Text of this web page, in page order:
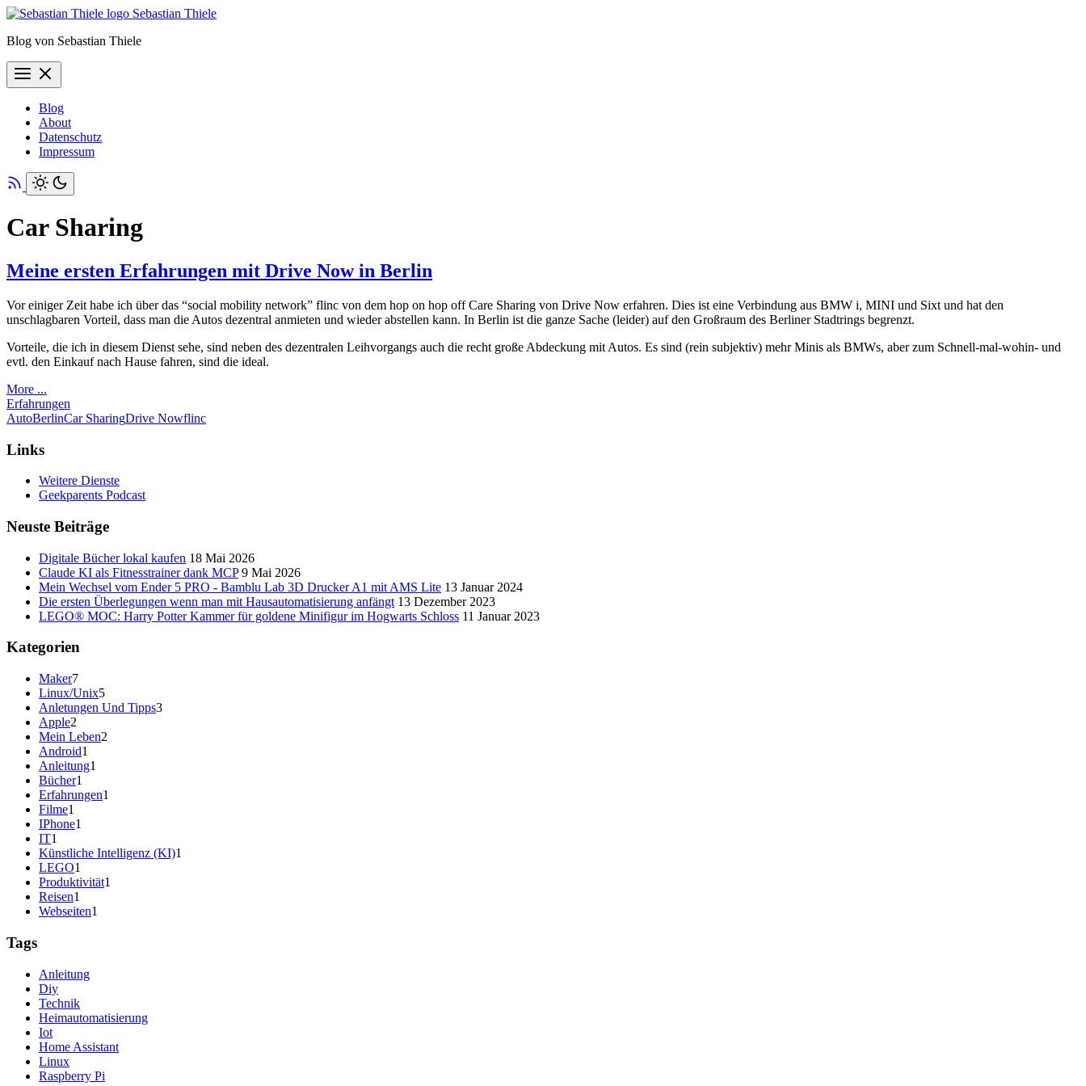
Sebastian Thiele
Blog von Sebastian Thiele
Blog
About
Datenschutz
Impressum
Car Sharing
Meine ersten Erfahrungen mit Drive Now in Berlin
Vor einiger Zeit habe ich über das “social mobility network” flinc von dem hop on hop off Care Sharing von Drive Now erfahren. Dies ist eine Verbindung aus BMW i, MINI und Sixt und hat den
unschlagbaren Vorteil, dass man die Autos dezentral anmieten und wieder abstellen kann. In Berlin ist die ganze Sache (leider) auf den Großraum des Berliner Stadtrings begrenzt.
Vorteile, die ich in diesem Dienst sehe, sind neben des dezentralen Leihvorgangs auch die recht große Abdeckung mit Autos. Es sind (rein subjektiv) mehr Minis als BMWs, aber zum Schnell-mal-wohin- und
evtl. den Einkauf nach Hause fahren, sind die ideal.
More ...
Erfahrungen
AutoBerlinCar SharingDrive Nowflinc
Links
Weitere Dienste
Geekparents Podcast
Neuste Beiträge
Digitale Bücher lokal kaufen 18 Mai 2026
Claude KI als Fitnesstrainer dank MCP 9 Mai 2026
Mein Wechsel vom Ender 5 PRO - Bamblu Lab 3D Drucker A1 mit AMS Lite 13 Januar 2024
Die ersten Überlegungen wenn man mit Hausautomatisierung anfängt 13 Dezember 2023
LEGO® MOC: Harry Potter Kammer für goldene Minifigur im Hogwarts Schloss 11 Januar 2023
Kategorien
Maker7
Linux/Unix5
Anletungen Und Tipps3
Apple2
Mein Leben2
Android1
Anleitung1
Bücher1
Erfahrungen1
Filme1
IPhone1
IT1
Künstliche Intelligenz (KI)1
LEGO1
Produktivität1
Reisen1
Webseiten1
Tags
Anleitung
Diy
Technik
Heimautomatisierung
Iot
Home Assistant
Linux
Raspberry Pi